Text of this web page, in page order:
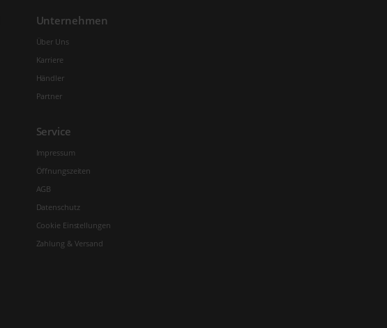
Unternehmen
Über Uns
Karriere
Händler
Partner
Service
Impressum
Öffnungszeiten
AGB
Datenschutz
Cookie Einstellungen
Zahlung & Versand